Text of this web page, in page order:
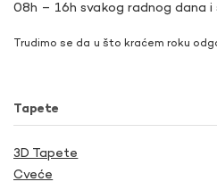
08h – 16h svakog radnog dana
Trudimo se da u što kraćem roku
Tapete
3D Tapete
Cveće